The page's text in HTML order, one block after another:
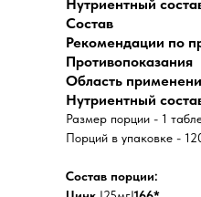
Нутриентный
Состав
Рекомендации по
Противопоказания
Область
Нутриентный
Размер порции - 1
Порций в упаковке -
Состав порции: